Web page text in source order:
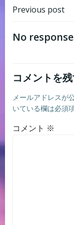
Post
Previous post
No
コメントを
メールアドレスが
いている欄は必須
コメント ※